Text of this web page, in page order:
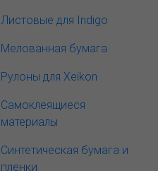
Листовые для Indigo
Мелованная бумага
Рулоны для Xeikon
Самоклеящиеся
материалы
Синтетическая бумага и
пленки